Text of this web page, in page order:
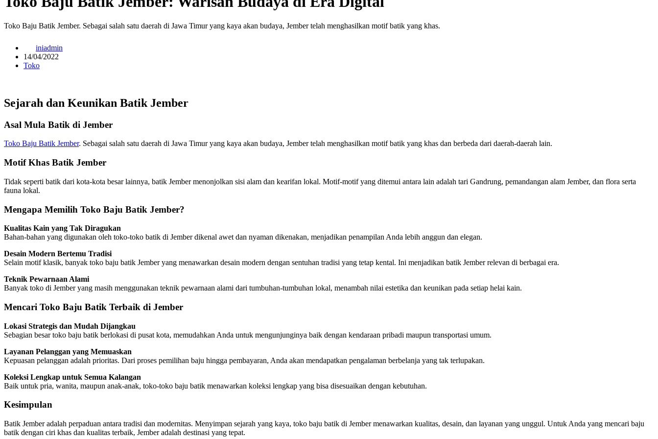
Toko Baju Batik Jember. Sebagai salah satu daerah di Jawa Timur yang kaya akan budaya, Jember telah menghasilkan motif batik yang khas.
iniadmin
14/04/2022
Toko
Sejarah dan Keunikan Batik Jember
Asal Mula Batik di Jember
Toko Baju Batik Jember. Sebagai salah satu daerah di Jawa Timur yang kaya akan budaya, Jember telah menghasilkan motif batik yang khas dan berbeda dari daerah-daerah lain.
Motif Khas Batik Jember
Tidak seperti batik dari kota-kota besar lainnya, batik Jember menonjolkan sisi alam dan kearifan lokal. Motif-motif yang ditemui antara lain adalah tari Gandrung, pemandangan alam Jember, dan flora serta
fauna lokal.
Mengapa Memilih Toko Baju Batik Jember?
Kualitas Kain yang Tak Diragukan
Bahan-bahan yang digunakan oleh toko-toko batik di Jember dikenal awet dan nyaman dikenakan, menjadikan penampilan Anda lebih anggun dan elegan.
Desain Modern Bertemu Tradisi
Selain motif klasik, banyak toko baju batik Jember yang menawarkan desain modern dengan sentuhan tradisi yang tetap kental. Ini menjadikan batik Jember relevan di berbagai era.
Teknik Pewarnaan Alami
Banyak toko di Jember yang masih menggunakan teknik pewarnaan alami dari tumbuhan-tumbuhan lokal, menambah nilai estetika dan keunikan pada setiap helai kain.
Mencari Toko Baju Batik Terbaik di Jember
Lokasi Strategis dan Mudah Dijangkau
Sebagian besar toko baju batik berlokasi di pusat kota, memudahkan Anda untuk mengunjunginya baik dengan kendaraan pribadi maupun transportasi umum.
Layanan Pelanggan yang Memuaskan
Kepuasan pelanggan adalah prioritas. Dari proses pemilihan baju hingga pembayaran, Anda akan mendapatkan pengalaman berbelanja yang tak terlupakan.
Koleksi Lengkap untuk Semua Kalangan
Baik untuk pria, wanita, maupun anak-anak, toko-toko baju batik menawarkan koleksi lengkap yang bisa disesuaikan dengan kebutuhan.
Kesimpulan
Batik Jember adalah perpaduan antara tradisi dan modernitas. Menyimpan sejarah yang kaya, toko baju batik di Jember menawarkan kualitas, desain, dan layanan yang unggul. Untuk Anda yang mencari baju
batik dengan ciri khas dan kualitas terbaik, Jember adalah destinasi yang tepat.